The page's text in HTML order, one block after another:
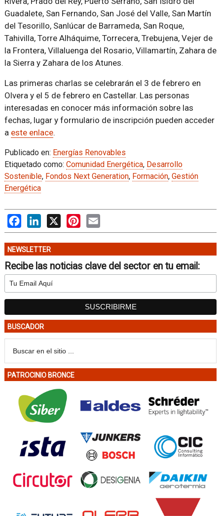
Guadalete, San Fernando, San José del Valle, San Martín
del Tesorillo, Sanlúcar de Barrameda, San Roque,
Tahivilla, Torre Alháquime, Torrecera, Trebujena, Vejer de
la Frontera, Villaluenga del Rosario, Villamartín, Zahara de
la Sierra y Zahara de los Atunes.
Las primeras charlas se celebrarán el 3 de febrero en
Olvera y el 5 de febrero en Castellar. Las personas
interesadas en conocer más información sobre las
fechas, lugar y formulario de inscripción pueden acceder
a este enlace.
Publicado en: Energías Renovables
Etiquetado como: Comunidad Energética, Desarrollo
Sostenible, Fondos Next Generation, Formación, Gestión
Energética
FacebookLinkedIn
X PinterestEmail
NEWSLETTER
Recibe las noticias clave del sector en tu email:
BUSCADOR
PATROCINIO BRONCE